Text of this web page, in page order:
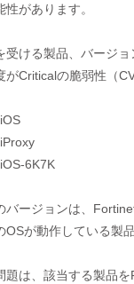
性があります。
受ける製品、バージョ
がCriticalの脆弱性（
6K7K
バージョンは、
OSが動作している製
題は、該当する製品